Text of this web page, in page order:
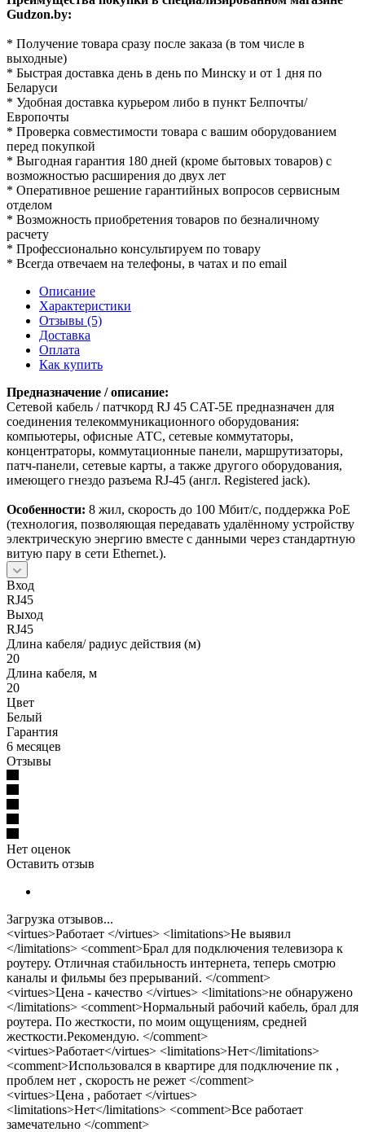
Gudzon.by:
* Получение товара сразу после заказа (в том числе в
выходные)
* Быстрая доставка день в день по Минску и от 1 дня по
Беларуси
* Удобная доставка курьером либо в пункт Белпочты/
Европочты
* Проверка совместимости товара с вашим оборудованием
перед покупкой
* Выгодная гарантия 180 дней (кроме бытовых товаров) с
возможностью расширения до двух лет
* Оперативное решение гарантийных вопросов сервисным
отделом
* Возможность приобретения товаров по безналичному
расчету
* Профессионально консультируем по товару
* Всегда отвечаем на телефоны, в чатах и по email
Описание
Характеристики
Отзывы (5)
Доставка
Оплата
Как купить
Предназначение / описание:
Сетевой кабель / патчкорд RJ 45 CAT-5E предназначен для
соединения телекоммуникационного оборудования:
компьютеры, офисные АТС, сетевые коммутаторы,
концентраторы, коммутационные панели, маршрутизаторы,
патч-панели, сетевые карты, а также другого оборудования,
имеющего гнездо разъема RJ-45 (англ. Registered jack).
Особенности: 8 жил, скорость до 100 Мбит/с, поддержка PoE
(технология, позволяющая передавать удалённому устройству
электрическую энергию вместе с данными через стандартную
витую пару в сети Ethernet.).
Вход
RJ45
Выход
RJ45
Длина кабеля/ радиус действия (м)
20
Длина кабеля, м
20
Цвет
Белый
Гарантия
6 месяцев
Отзывы
Нет оценок
Оставить отзыв
Загрузка отзывов...
<virtues>Работает </virtues> <limitations>Не выявил
</limitations> <comment>Брал для подключения телевизора к
роутеру. Отличная стабильность интернета, теперь смотрю
каналы и фильмы без прерываний. </comment>
<virtues>Цена - качество </virtues> <limitations>не обнаружено
</limitations> <comment>Нормальный рабочий кабель, брал для
роутера. По жесткости, по моим ощущениям, средней
жесткости.Рекомендую. </comment>
<virtues>Работает</virtues> <limitations>Нет</limitations>
<comment>Использовался в квартире для подключение пк ,
проблем нет , скорость не режет </comment>
<virtues>Цена , работает </virtues>
<limitations>Нет</limitations> <comment>Все работает
замечательно </comment>